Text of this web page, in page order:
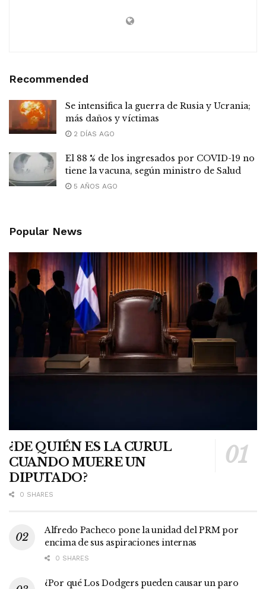
Recommended
Se intensifica la guerra de Rusia y Ucrania;
más daños y víctimas
2 DÍAS AGO
El 88 % de los ingresados por COVID-19 no
tiene la vacuna, según ministro de Salud
5 AÑOS AGO
Popular News
¿DE QUIÉN ES LA CURUL
CUANDO MUERE UN
DIPUTADO?
0 SHARES
Alfredo Pacheco pone la unidad del PRM por
encima de sus aspiraciones internas
0 SHARES
¿Por qué Los Dodgers pueden causar un paro